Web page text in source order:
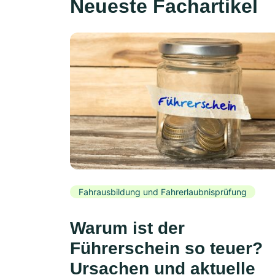
Neueste Fachartikel
Fahrausbildung und Fahrerlaubnisprüfung
Warum ist der
Führerschein so teuer?
Ursachen und aktuelle